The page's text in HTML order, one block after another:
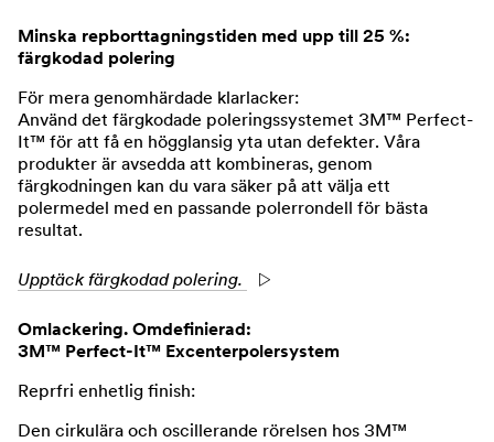
Minska repborttagningstiden med upp till 25 %:
färgkodad polering
För mera genomhärdade klarlacker:
Använd det färgkodade poleringssystemet 3M™ Perfect-
It™ för att få en högglansig yta utan defekter. Våra
produkter är avsedda att kombineras, genom
färgkodningen kan du vara säker på att välja ett
polermedel med en passande polerrondell för bästa
resultat.
Upptäck färgkodad polering.
Omlackering. Omdefinierad:
3M™ Perfect-It™ Excenterpolersystem
Reprfri enhetlig finish:
Den cirkulära och oscillerande rörelsen hos 3M™